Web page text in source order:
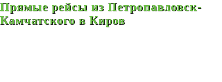
Прямые рейсы из Петропавловск-
Камчатского в Киров